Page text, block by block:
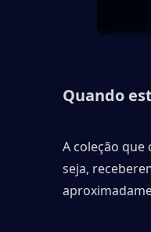
Quando
A coleção que
seja,